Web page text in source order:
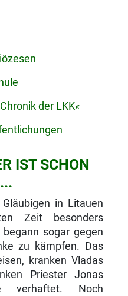
der LKK«
IST SCHON
in Litauen
Zeit be­sonders
sogar gegen
zu kämpfen. Das
kranken Vladas
Priester Jonas
verhaftet. Noch